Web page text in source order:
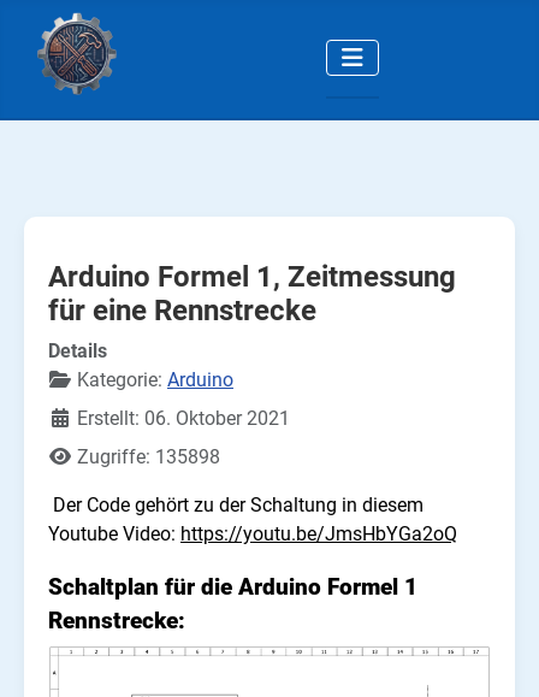
Arduino Formel 1, Zeitmessung
für eine Rennstrecke
Details
Kategorie: Arduino
Erstellt: 06. Oktober 2021
Zugriffe: 135898
Der Code gehört zu der Schaltung in diesem
Youtube Video: https://youtu.be/JmsHbYGa2oQ
Schaltplan für die Arduino Formel 1
Rennstrecke: